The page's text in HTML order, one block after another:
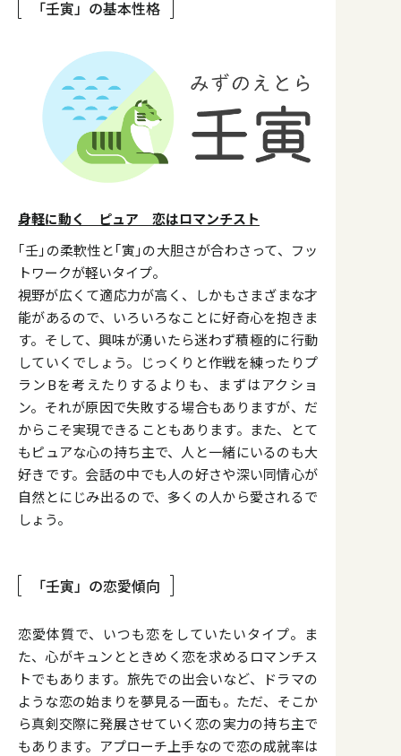
「壬寅」の基本性格
身軽に動く ピュア 恋はロマンチスト
｢壬｣の柔軟性と｢寅｣の大胆さが合わさって、フッ
トワークが軽いタイプ。
視野が広くて適応力が高く、しかもさまざまな才
能があるので、いろいろなことに好奇心を抱きま
す。そして、興味が湧いたら迷わず積極的に行動
していくでしょう。じっくりと作戦を練ったりプ
ランBを考えたりするよりも、まずはアクショ
ン。それが原因で失敗する場合もありますが、だ
からこそ実現できることもあります。また、とて
もピュアな心の持ち主で、人と一緒にいるのも大
好きです。会話の中でも人の好さや深い同情心が
自然とにじみ出るので、多くの人から愛されるで
しょう。
「壬寅」の恋愛傾向
恋愛体質で、いつも恋をしていたいタイプ。ま
た、心がキュンとときめく恋を求めるロマンチス
トでもあります。旅先での出会いなど、ドラマの
ような恋の始まりを夢見る一面も。ただ、そこか
ら真剣交際に発展させていく恋の実力の持ち主で
もあります。アプローチ上手なので恋の成就率は